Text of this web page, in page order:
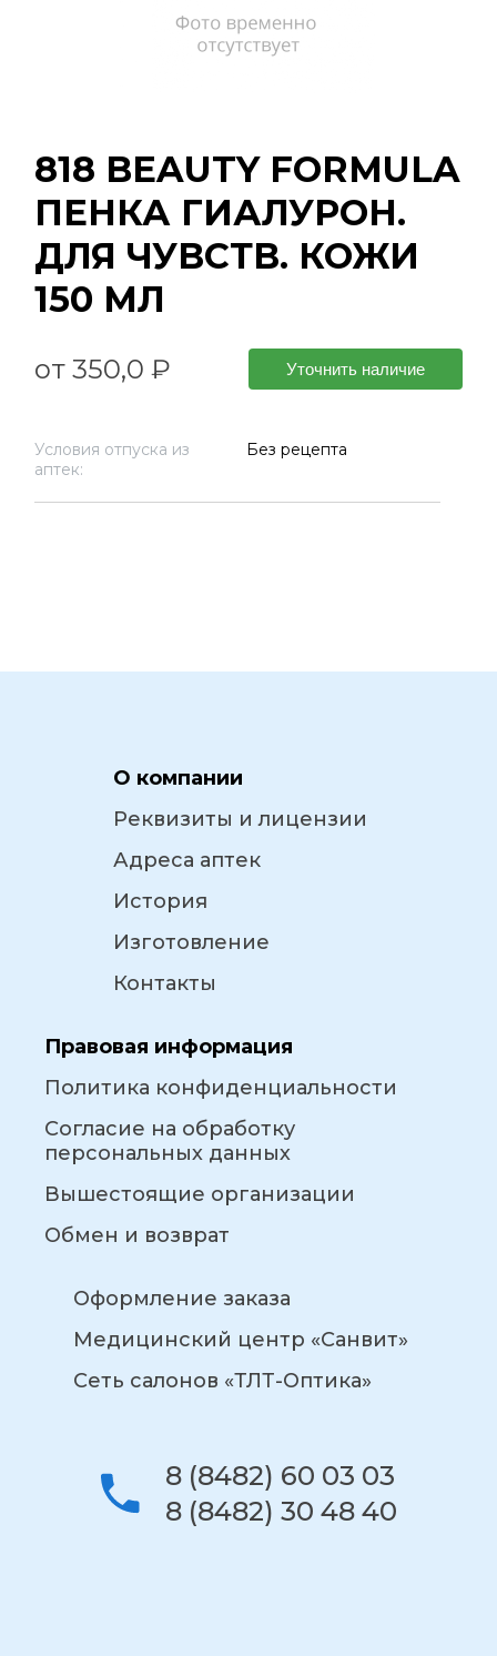
818 BEAUTY FORMULA
ПЕНКА ГИАЛУРОН.
ДЛЯ ЧУВСТВ. КОЖИ
150 МЛ
от 350,0 ₽ Уточнить наличие
Условия отпуска из
аптек:
Без рецепта
О компании
Реквизиты и лицензии
Адреса аптек
История
Изготовление
Контакты
Правовая информация
Политика конфиденциальности
Согласие на обработку
персональных данных
Вышестоящие организации
Обмен и возврат
Оформление заказа
Медицинский центр «Санвит»
Сеть салонов «ТЛТ-Оптика»
8 (8482) 60 03 03
8 (8482) 30 48 40